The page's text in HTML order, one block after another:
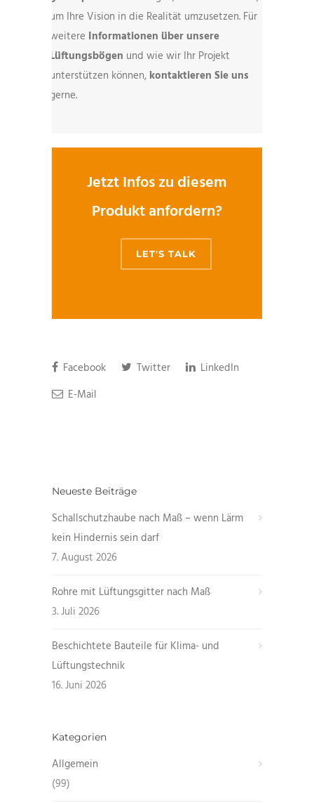
um Ihre Vision in die Realität umzusetzen. Für
weitere Informationen über unsere
Lüftungsbögen und wie wir Ihr Projekt
unterstützen können, kontaktieren Sie uns
gerne.
Jetzt Infos zu diesem
Produkt anfordern?
LET'S TALK
Facebook Twitter
LinkedIn
E-Mail
Neueste Beiträge
Schallschutzhaube nach Maß – wenn Lärm
kein Hindernis sein darf
7. August 2026
Rohre mit Lüftungsgitter nach Maß
3. Juli 2026
Beschichtete Bauteile für Klima- und
Lüftungstechnik
16. Juni 2026
Kategorien
Allgemein
(99)